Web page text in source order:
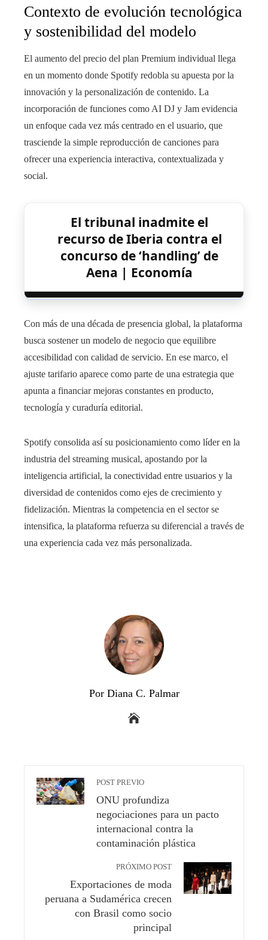
Contexto de evolución tecnológica
y sostenibilidad del modelo
El aumento del precio del plan Premium individual llega
en un momento donde Spotify redobla su apuesta por la
innovación y la personalización de contenido. La
incorporación de funciones como AI DJ y Jam evidencia
un enfoque cada vez más centrado en el usuario, que
trasciende la simple reproducción de canciones para
ofrecer una experiencia interactiva, contextualizada y
social.
El tribunal inadmite el
recurso de Iberia contra el
concurso de ‘handling’ de
Aena | Economía
Con más de una década de presencia global, la plataforma
busca sostener un modelo de negocio que equilibre
accesibilidad con calidad de servicio. En ese marco, el
ajuste tarifario aparece como parte de una estrategia que
apunta a financiar mejoras constantes en producto,
tecnología y curaduría editorial.
Spotify consolida así su posicionamiento como líder en la
industria del streaming musical, apostando por la
inteligencia artificial, la conectividad entre usuarios y la
diversidad de contenidos como ejes de crecimiento y
fidelización. Mientras la competencia en el sector se
intensifica, la plataforma refuerza su diferencial a través de
una experiencia cada vez más personalizada.
Por Diana C. Palmar
POST PREVIO
ONU profundiza
negociaciones para un pacto
internacional contra la
contaminación plástica
PRÓXIMO POST
Exportaciones de moda
peruana a Sudamérica crecen
con Brasil como socio
principal